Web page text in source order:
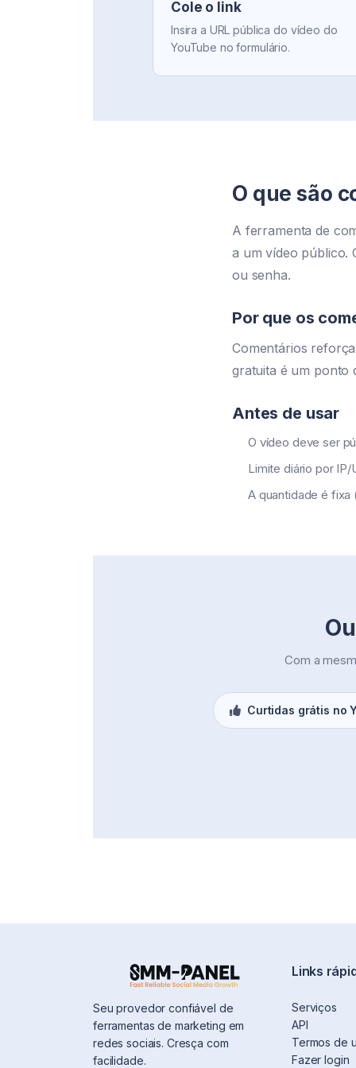
Cole o link
Insira a URL pública do vídeo do
YouTube no formulário.
O que são
A ferramenta de
a um vídeo público.
ou senha.
Por que os
Comentários
gratuita é um ponto
Antes de usar
O vídeo deve ser
Limite diário por IP/
A quantidade é fixa
Com a
Curtidas grátis no
Seu provedor confiável de
ferramentas de marketing em
redes sociais. Cresça com
facilidade.
Links
Serviços
API
Termos de
Fazer login